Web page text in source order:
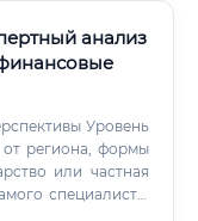
анализ
Уровень
от региона, формы
или частная
специалиста.